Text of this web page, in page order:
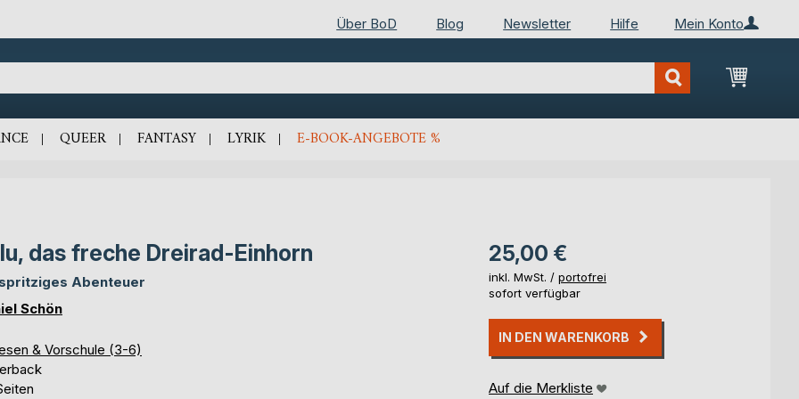
Mein Konto
Über BoD Blog Newsletter Hilfe
Mein
QUEER FANTASY LYRIK E-BOOK-ANGEBOTE %
das freche Dreirad-Einhorn
Abenteuer
Schön
& Vorschule (3-6)
25,00 €
inkl. MwSt. / portofrei
sofort verfügbar
IN DEN WARENKORB
Auf die Merkliste